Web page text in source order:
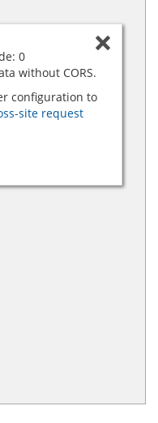
0
without CORS.
configuration to
site request